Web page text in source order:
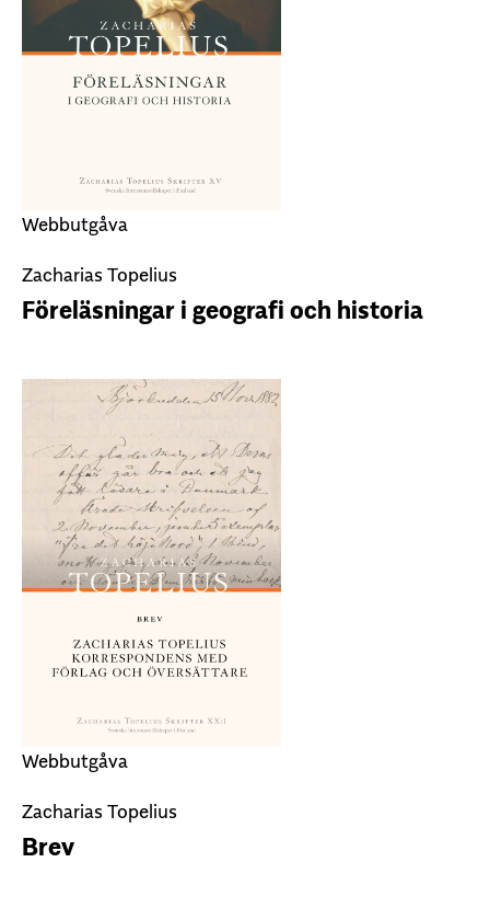
Webbutgåva
Zacharias Topelius
Föreläsningar i geografi och historia
Webbutgåva
Zacharias Topelius
Brev